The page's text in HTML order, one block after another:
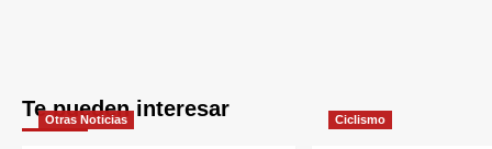
Te pueden interesar
Otras Noticias Ciclismo